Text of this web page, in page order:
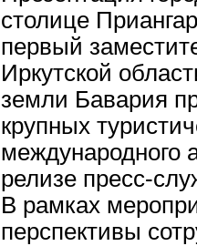
столице
первый
Иркутской
земли Бавария
крупных
международного
релизе пресс-
В рамках
перспективы